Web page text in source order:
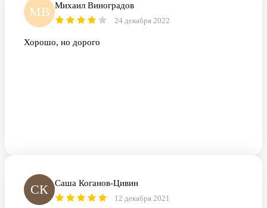
МВ Михаил Виноградов
24 декабря 2022
Хорошо, но дорого
СК Саша Коганов-Цивин
12 декабря 2021